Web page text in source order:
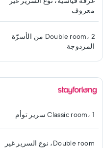
معروف
Double room، 2 من الأسرّة
المزدوجة
Classic room، 1 سرير توأم
Double room، نوع السرير غير